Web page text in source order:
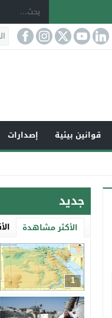
قوانين بيئية إصدارات
جديد
الأكثر مشاهدة
1